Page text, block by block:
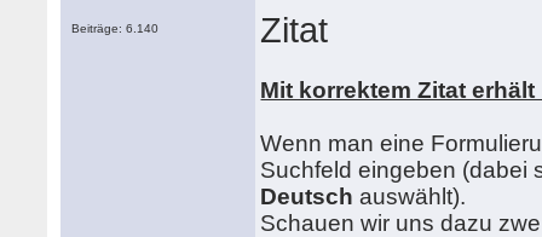
Beiträge: 6.140 Zitat
Mit korrektem Zitat
Wenn man eine
Suchfeld eingeben (dabei
Deutsch auswählt).
Schauen wir uns dazu